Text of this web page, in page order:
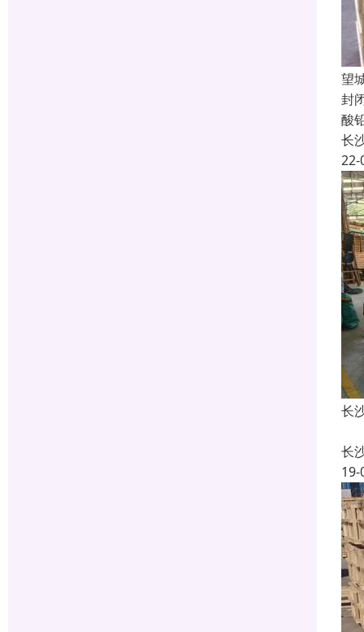
望
封
酸
长
22-
长
长
19-